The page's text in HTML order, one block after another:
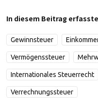
In diesem Beitrag
Gewinnsteuer
Vermögenssteuer
Internationales Steuerrecht
Verrechnungssteuer